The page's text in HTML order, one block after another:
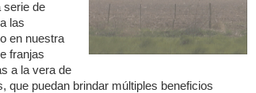
serie de
las
en nuestra
franjas
a la vera de
que puedan brindar múltiples beneficios